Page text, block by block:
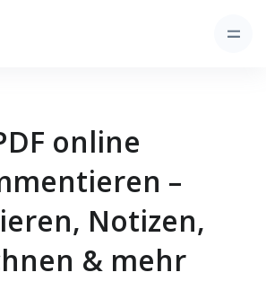
online
–
Notizen,
& mehr